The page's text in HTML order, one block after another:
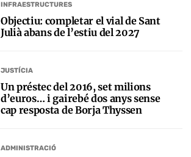
INFRAESTRUCTURES
Objectiu: completar el vial de Sant
Julià abans de l’estiu del 2027
JUSTÍCIA
Un préstec del 2016, set milions
d’euros… i gairebé dos anys sense
cap resposta de Borja Thyssen
ADMINISTRACIÓ